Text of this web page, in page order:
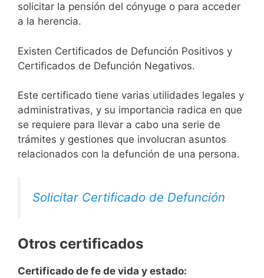
solicitar la pensión del cónyuge o para acceder
a la herencia.
Existen Certificados de Defunción Positivos y
Certificados de Defunción Negativos.
Este certificado tiene varias utilidades legales y
administrativas, y su importancia radica en que
se requiere para llevar a cabo una serie de
trámites y gestiones que involucran asuntos
relacionados con la defunción de una persona.
Solicitar Certificado de Defunción
Otros certificados
Certificado de fe de vida y estado: